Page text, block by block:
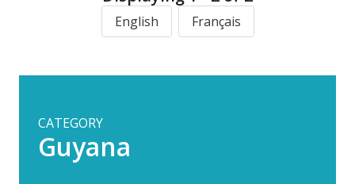
English Français
CATEGORY
Guyana